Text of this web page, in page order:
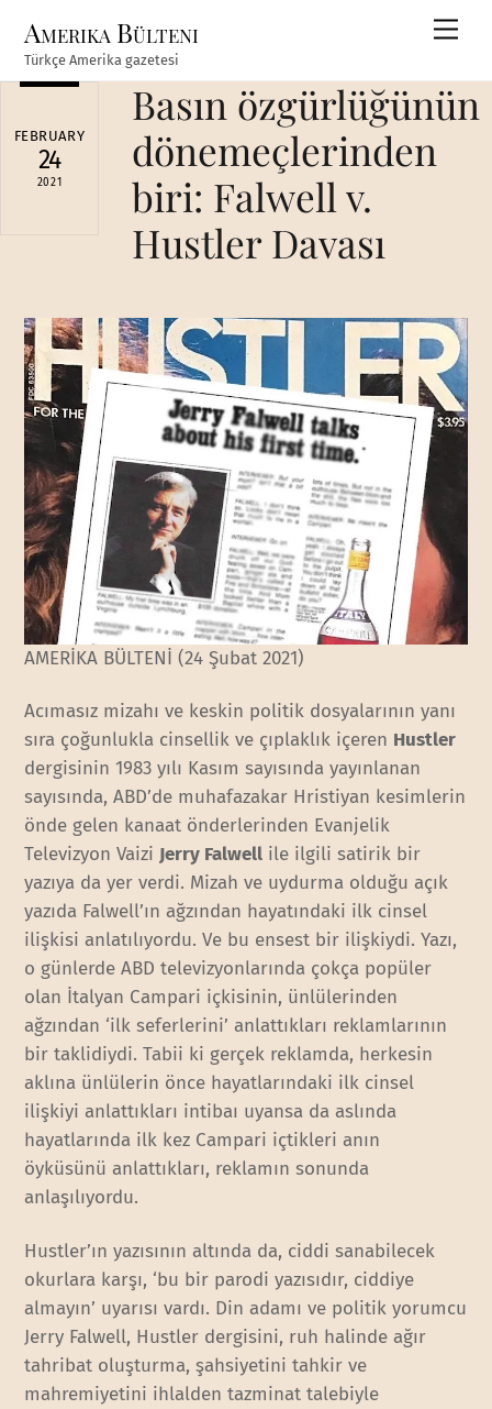
content
Amerika Bülteni
Türkçe Amerika gazetesi
FEBRUARY
24
2021
Basın özgürlüğünün
dönemeçlerinden
biri: Falwell v.
Hustler Davası
AMERİKA BÜLTENİ (24 Şubat 2021)
Acımasız mizahı ve keskin politik dosyalarının yanı
sıra çoğunlukla cinsellik ve çıplaklık içeren Hustler
dergisinin 1983 yılı Kasım sayısında yayınlanan
sayısında, ABD’de muhafazakar Hristiyan kesimlerin
önde gelen kanaat önderlerinden Evanjelik
Televizyon Vaizi Jerry Falwell ile ilgili satirik bir
yazıya da yer verdi. Mizah ve uydurma olduğu açık
yazıda Falwell’ın ağzından hayatındaki ilk cinsel
ilişkisi anlatılıyordu. Ve bu ensest bir ilişkiydi. Yazı,
o günlerde ABD televizyonlarında çokça popüler
olan İtalyan Campari içkisinin, ünlülerinden
ağzından ‘ilk seferlerini’ anlattıkları reklamlarının
bir taklidiydi. Tabii ki gerçek reklamda, herkesin
aklına ünlülerin önce hayatlarındaki ilk cinsel
ilişkiyi anlattıkları intibaı uyansa da aslında
hayatlarında ilk kez Campari içtikleri anın
öyküsünü anlattıkları, reklamın sonunda
anlaşılıyordu.
Hustler’ın yazısının altında da, ciddi sanabilecek
okurlara karşı, ‘bu bir parodi yazısıdır, ciddiye
almayın’ uyarısı vardı. Din adamı ve politik yorumcu
Jerry Falwell, Hustler dergisini, ruh halinde ağır
tahribat oluşturma, şahsiyetini tahkir ve
mahremiyetini ihlalden tazminat talebiyle